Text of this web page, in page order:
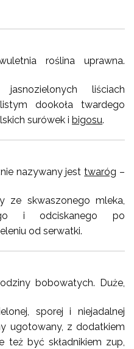
roślina uprawna.
liściach
dookoła twardego
surówek ibigosu.
nazywany jesttwaróg –
ze skwaszonego mleka,
i odciskanego po
od serwatki.
bobowatych. Duże,
sporej i niejadalnej
ugotowany, z dodatkiem
też być składnikiem zup,